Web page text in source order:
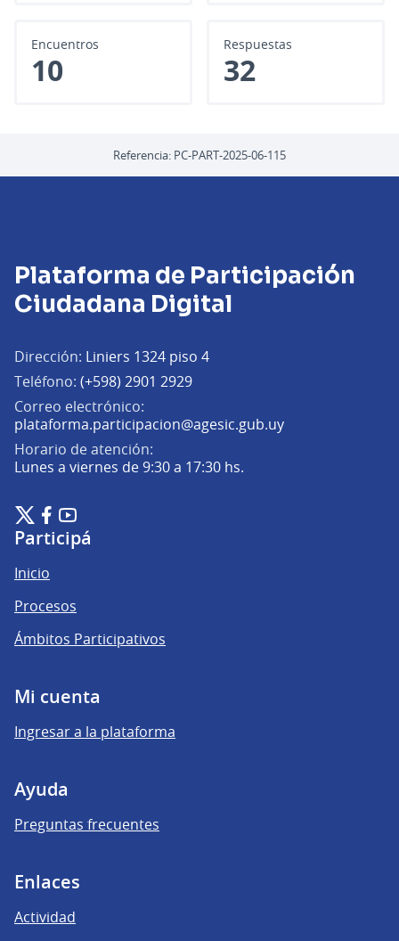
Encuentros
10
Respuestas
32
Referencia: PC-PART-2025-06-115
Plataforma de Participación
Ciudadana Digital
Dirección: Liniers 1324 piso 4
Teléfono: (+598) 2901 2929
Correo electrónico:
plataforma.participacion@agesic.gub.uy(Abrir en una
Horario de atención:
Lunes a viernes de 9:30 a 17:30 hs.
Plataforma de Participación Ciudadana Digital en X
(Enlace externo)
Plataforma de Participación Ciudadana Digital en Facebook
(Enlace externo)
Plataforma de Participación Ciudadana Digital en
(Enlace externo)
Participá
Inicio
Procesos
Ámbitos Participativos
Mi cuenta
Ingresar a la plataforma
Ayuda
Preguntas frecuentes
Enlaces
Actividad